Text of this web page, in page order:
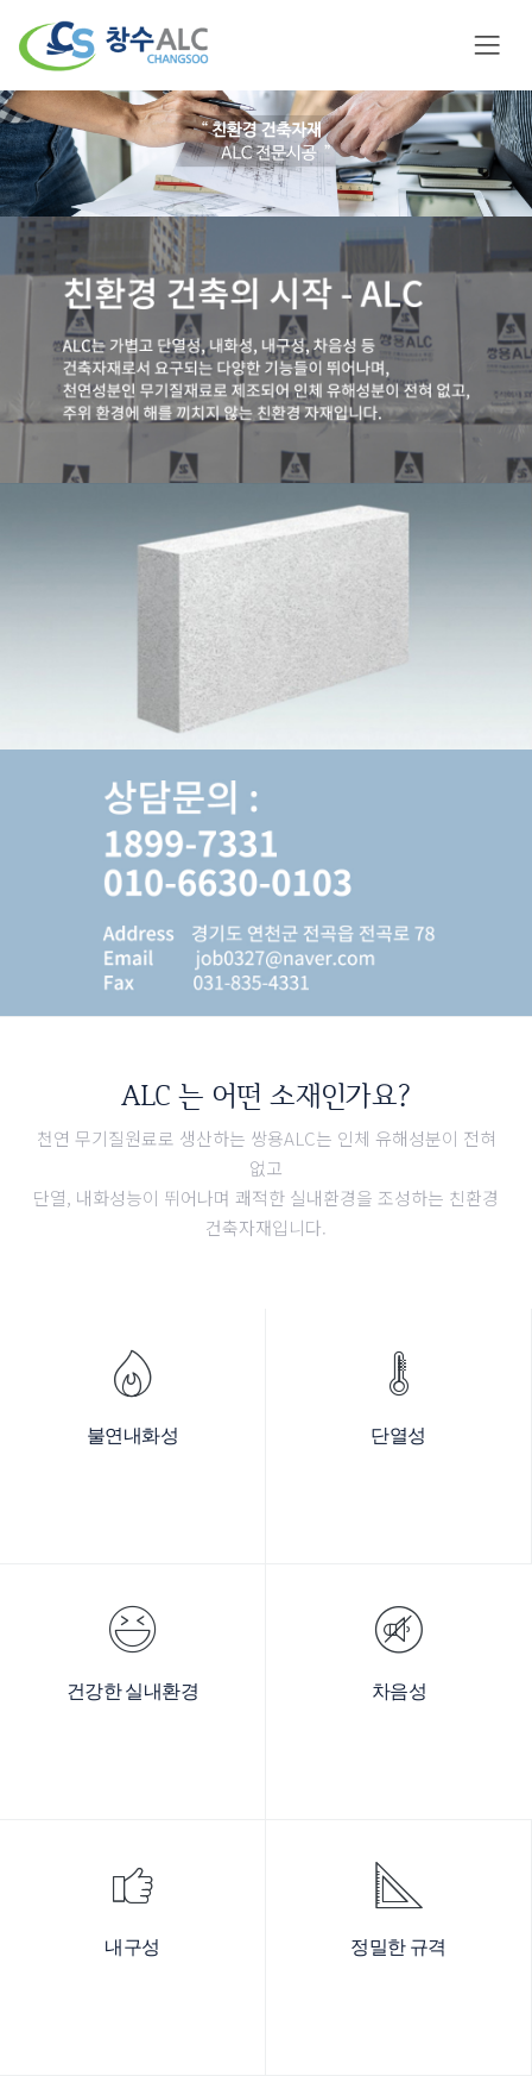
ALC 는 어떤 소재인가요?
천연 무기질원료로 생산하는 쌍용ALC는 인체 유해성분이 전혀
없고
단열, 내화성능이 뛰어나며 쾌적한 실내환경을 조성하는 친환경
건축자재입니다.
불연내화성 단열성
건강한 실내환경 차음성
내구성 정밀한 규격